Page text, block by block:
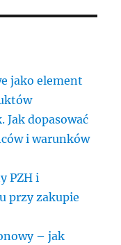
jako element
Jak dopasować
i warunków
PZH i
przy zakupie
– jak